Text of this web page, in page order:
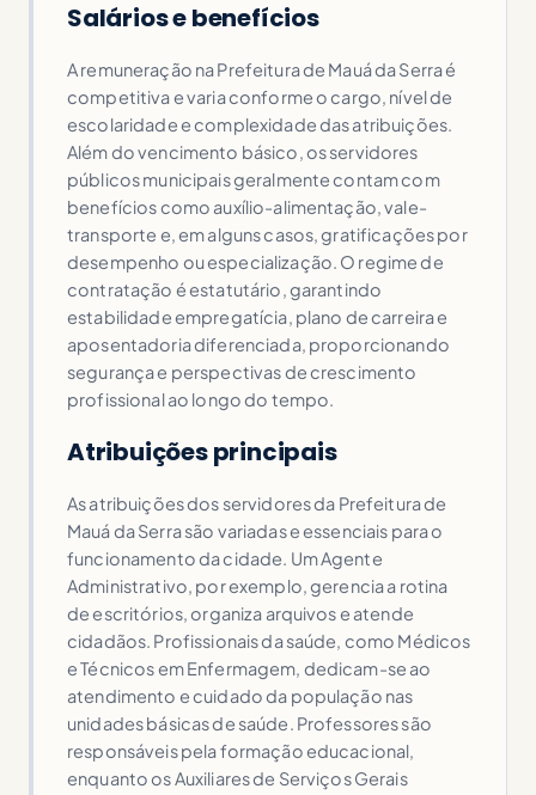
Salários e benefícios
A remuneração na Prefeitura de Mauá da Serra é
competitiva e varia conforme o cargo, nível de
escolaridade e complexidade das atribuições.
Além do vencimento básico, os servidores
públicos municipais geralmente contam com
benefícios como auxílio-alimentação, vale-
transporte e, em alguns casos, gratificações por
desempenho ou especialização. O regime de
contratação é estatutário, garantindo
estabilidade empregatícia, plano de carreira e
aposentadoria diferenciada, proporcionando
segurança e perspectivas de crescimento
profissional ao longo do tempo.
Atribuições principais
As atribuições dos servidores da Prefeitura de
Mauá da Serra são variadas e essenciais para o
funcionamento da cidade. Um Agente
Administrativo, por exemplo, gerencia a rotina
de escritórios, organiza arquivos e atende
cidadãos. Profissionais da saúde, como Médicos
e Técnicos em Enfermagem, dedicam-se ao
atendimento e cuidado da população nas
unidades básicas de saúde. Professores são
responsáveis pela formação educacional,
enquanto os Auxiliares de Serviços Gerais